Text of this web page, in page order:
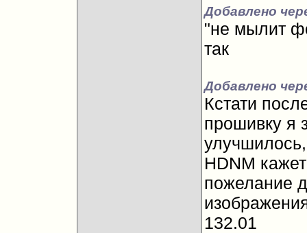
Добавлено
"не мылит
так
Добавлено
Кстати
прошивку я
HDNM
пожелание
132.01